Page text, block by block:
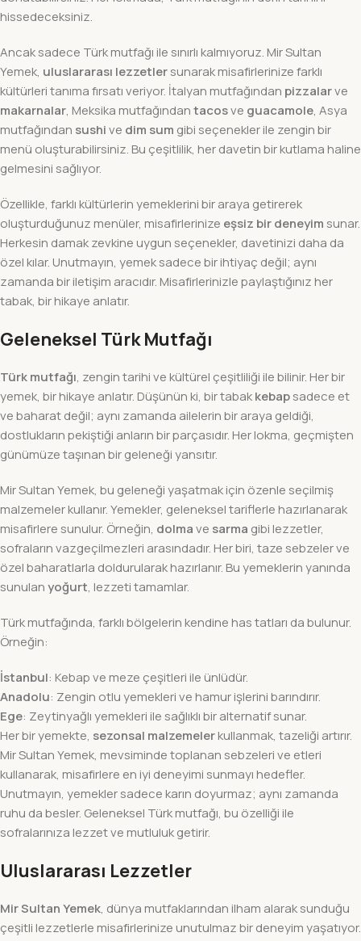
hissedeceksiniz.
Ancak sadece Türk mutfağı ile sınırlı kalmıyoruz. Mir Sultan
Yemek, uluslararası lezzetlersunarak misafirlerinize farklı
kültürleri tanıma fırsatı veriyor. İtalyan mutfağından pizzalarve
makarnalar, Meksika mutfağındantacosve guacamole, Asya
mutfağından sushive dim sum gibi seçenekler ile zengin bir
menü oluşturabilirsiniz. Bu çeşitlilik, her davetin bir kutlama haline
gelmesini sağlıyor.
Özellikle, farklı kültürlerin yemeklerini bir araya getirerek
oluşturduğunuz menüler, misafirlerinize eşsiz bir deneyim sunar.
Herkesin damak zevkine uygun seçenekler, davetinizi daha da
özel kılar. Unutmayın, yemek sadece bir ihtiyaç değil; aynı
zamanda bir iletişim aracıdır. Misafirlerinizle paylaştığınız her
tabak, bir hikaye anlatır.
Geleneksel Türk Mutfağı
Türk mutfağı, zengin tarihi ve kültürel çeşitliliği ile bilinir. Her bir
yemek, bir hikaye anlatır. Düşünün ki, bir tabakkebapsadece et
ve baharat değil; aynı zamanda ailelerin bir araya geldiği,
dostlukların pekiştiği anların bir parçasıdır. Her lokma, geçmişten
günümüze taşınan bir geleneği yansıtır.
Mir Sultan Yemek, bu geleneği yaşatmak için özenle seçilmiş
malzemeler kullanır. Yemekler, geleneksel tariflerle hazırlanarak
misafirlere sunulur. Örneğin, dolmave sarma gibi lezzetler,
sofraların vazgeçilmezleri arasındadır. Her biri, taze sebzeler ve
özel baharatlarla doldurularak hazırlanır. Bu yemeklerin yanında
sunulanyoğurt, lezzeti tamamlar.
Türk mutfağında, farklı bölgelerin kendine has tatları da bulunur.
Örneğin:
İstanbul: Kebap ve meze çeşitleri ile ünlüdür.
Anadolu: Zengin otlu yemekleri ve hamur işlerini barındırır.
Ege: Zeytinyağlı yemekleri ile sağlıklı bir alternatif sunar.
Her bir yemekte, sezonsal malzemelerkullanmak, tazeliği artırır.
Mir Sultan Yemek, mevsiminde toplanan sebzeleri ve etleri
kullanarak, misafirlere en iyi deneyimi sunmayı hedefler.
Unutmayın, yemekler sadece karın doyurmaz; aynı zamanda
ruhu da besler. Geleneksel Türk mutfağı, bu özelliği ile
sofralarınıza lezzet ve mutluluk getirir.
Uluslararası Lezzetler
Mir Sultan Yemek, dünya mutfaklarından ilham alarak sunduğu
çeşitli lezzetlerle misafirlerinize unutulmaz bir deneyim yaşatıyor.